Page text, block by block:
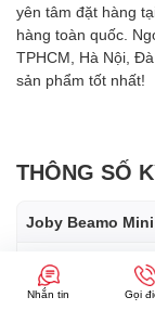
yên tâm đặt hàng
hàng toàn quốc.
TPHCM, Hà Nội,
sản phẩm tốt nhất!
THÔNG SỐ
Joby Beamo
Trọng lượng
Góc chiếu sáng
Nhắn tin Gọi